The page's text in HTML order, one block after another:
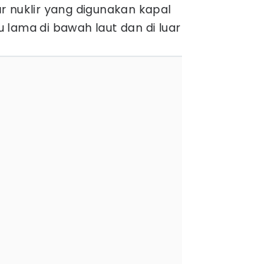
nuklir yang digunakan kapal
di bawah laut dan di luar